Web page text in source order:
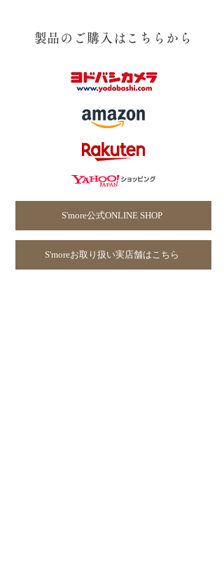
​製品のご購入はこちらから
S'more公式ONLINE SHOP
S'moreお取り扱い実店舗はこちら